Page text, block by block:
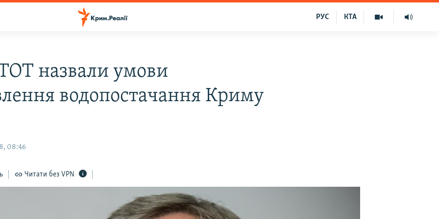
КТА
РУС
назвали умови
водопостачання Криму
08:46
Читати без VPN